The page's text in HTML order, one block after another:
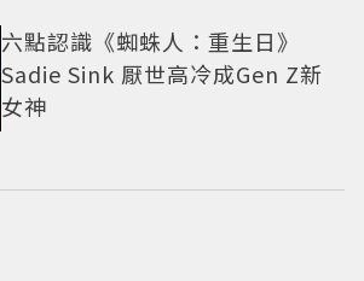
六點認識《蜘蛛人：重生日》
Sadie Sink 厭世高冷成Gen Z新
女神